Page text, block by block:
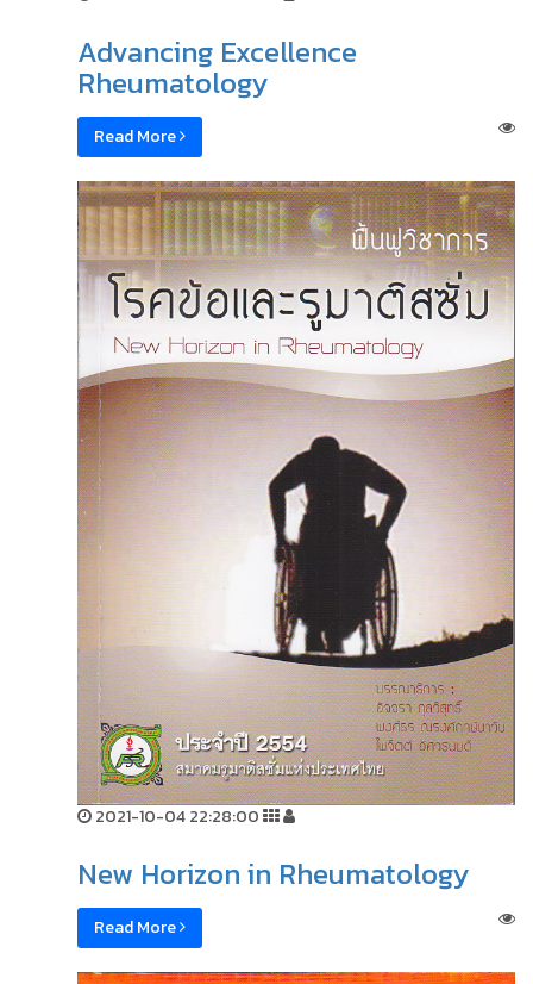
Advancing Excellence
Rheumatology
Read More
2021-10-04 22:28:00
New Horizon in Rheumatology
Read More